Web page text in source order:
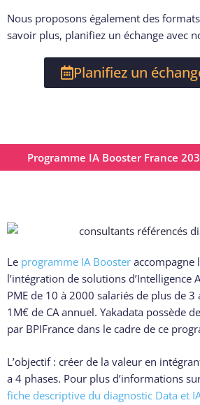
Nous proposons également des
savoir plus, planifiez un échange avec
Planifiez un
Programme IA Booster France
Le programme IA Booster accompagne
l’intégration de solutions d’Intelligence
PME de 10 à 2000 salariés de plus de 3
1M€ de CA annuel. Yakadata possède
par BPIFrance dans le cadre de ce
L’objectif : créer de la valeur en
a 4 phases. Pour plus d’informations
fiche descriptive du diagnostic Data et